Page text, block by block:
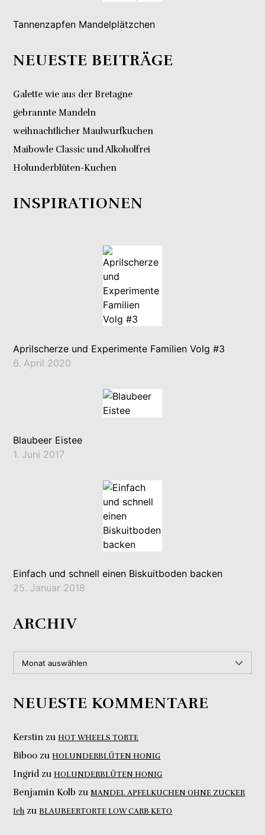
Tannenzapfen Mandelplätzchen
NEUESTE BEITRÄGE
Galette wie aus der Bretagne
gebrannte Mandeln
weihnachtlicher Maulwurfkuchen
Maibowle Classic und Alkoholfrei
Holunderblüten-Kuchen
INSPIRATIONEN
Aprilscherze und Experimente Familien Volg #3
6. April 2020
Blaubeer Eistee
1. Juni 2017
Einfach und schnell einen Biskuitboden backen
25. Januar 2018
ARCHIV
NEUESTE KOMMENTARE
Kerstin zuHOT WHEELS TORTE
Biboo zuHOLUNDERBLÜTEN HONIG
IngridzuHOLUNDERBLÜTEN HONIG
Benjamin Kolb zuMANDEL APFELKUCHEN OHNE ZUCKER
Ich zuBLAUBEERTORTE LOW CARB KETO